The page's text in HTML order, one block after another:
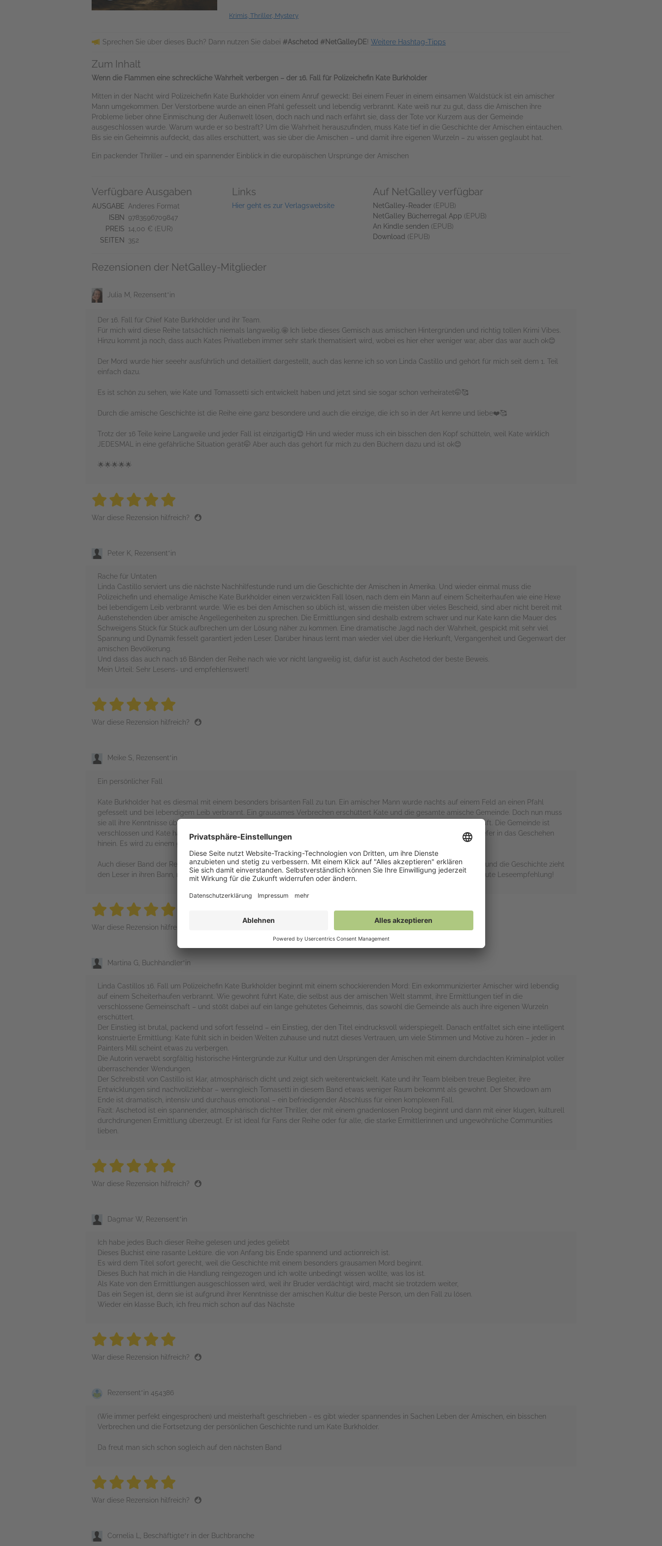
Krimis, Thriller, Mystery
Sprechen Sie über dieses Buch? Dann nutzen Sie dabei #Aschetod #NetGalleyDE! Weitere Hashtag-Tipps
Zum Inhalt
Wenn die Flammen eine schreckliche Wahrheit verbergen – der 16. Fall für Polizeichefin Kate Burkholder
Mitten in der Nacht wird Polizeichefin Kate Burkholder von einem Anruf geweckt: Bei einem Feuer in einem einsamen Waldstück ist ein amischer
Mann umgekommen. Der Verstorbene wurde an einen Pfahl gefesselt und lebendig verbrannt. Kate weiß nur zu gut, dass die Amischen ihre
Probleme lieber ohne Einmischung der Außenwelt lösen, doch nach und nach erfährt sie, dass der Tote vor Kurzem aus der Gemeinde
ausgeschlossen wurde. Warum wurde er so bestraft? Um die Wahrheit herauszufinden, muss Kate tief in die Geschichte der Amischen eintauchen.
Bis sie ein Geheimnis aufdeckt, das alles erschüttert, was sie über die Amischen – und damit ihre eigenen Wurzeln – zu wissen geglaubt hat.
Ein packender Thriller – und ein spannender Einblick in die europäischen Ursprünge der Amischen
Verfügbare Ausgaben
AUSGABE Anderes Format
ISBN
9783596709847
PREIS 14,00 € (EUR)
SEITEN
352
Links
Hier geht es zur Verlagswebsite
Auf NetGalley verfügbar
NetGalley-Reader (EPUB)
NetGalley Bücherregal App (EPUB)
An Kindle senden (EPUB)
Download (EPUB)
Rezensionen der NetGalley-Mitglieder
Julia M, Rezensent*in
Der 16. Fall für Chief Kate Burkholder und ihr Team.
Für mich wird diese Reihe tatsächlich niemals langweilig.🤩 Ich liebe dieses Gemisch aus amischen Hintergründen und richtig tollen Krimi Vibes.
Hinzu kommt ja noch, dass auch Kates Privatleben immer sehr stark thematisiert wird, wobei es hier eher weniger war, aber das war auch ok😊
Der Mord wurde hier seeehr ausführlich und detailliert dargestellt, auch das kenne ich so von Linda Castillo und gehört für mich seit dem 1. Teil
einfach dazu.
Es ist schön zu sehen, wie Kate und Tomassetti sich entwickelt haben und jetzt sind sie sogar schon verheiratet🤭🥰
Durch die amische Geschichte ist die Reihe eine ganz besondere und auch die einzige, die ich so in der Art kenne und liebe❤️🥰
Trotz der 16 Teile keine Langweile und jeder Fall ist einzigartig😊 Hin und wieder muss ich ein bisschen den Kopf schütteln, weil Kate wirklich
JEDESMAL in eine gefährliche Situation gerät🤭 Aber auch das gehört für mich zu den Büchern dazu und ist ok😊
🌟🌟🌟🌟🌟
5 stars
5 stars
5 stars
5 stars
War diese Rezension hilfreich?
Peter K, Rezensent*in
Rache für Untaten
Linda Castillo serviert uns die nächste Nachhilfestunde rund um die Geschichte der Amischen in Amerika. Und wieder einmal muss die
Polizeichefin und ehemalige Amische Kate Burkholder einen verzwickten Fall lösen, nach dem ein Mann auf einem Scheiterhaufen wie eine Hexe
bei lebendigem Leib verbrannt wurde. Wie es bei den Amischen so üblich ist, wissen die meisten über vieles Bescheid, sind aber nicht bereit mit
Außenstehenden über amische Angellegenheiten zu sprechen. Die Ermittlungen sind deshalb extrem schwer und nur Kate kann die Mauer des
Schweigens Stück für Stück aufbrechen um der Lösung näher zu kommen. Eine dramatische Jagd nach der Wahrheit, gespickt mit sehr viel
Spannung und Dynamik fesselt garantiert jeden Leser. Darüber hinaus lernt man wieder viel über die Herkunft, Vergangenheit und Gegenwart der
amischen Bevölkerung.
Und dass das auch nach 16 Bänden der Reihe nach wie vor nicht langweilig ist, dafür ist auch Aschetod der beste Beweis.
Mein Urteil: Sehr Lesens- und empfehlenswert!
5 stars
5 stars
5 stars
5 stars
War diese Rezension hilfreich?
Meike S, Rezensent*in
Ein persönlicher Fall
Kate Burkholder hat es diesmal mit einem besonders brisanten Fall zu tun. Ein amischer Mann wurde nachts auf einem Feld an einen Pfahl
gefesselt und bei lebendigem Leib verbrannt. Ein grausames Verbrechen erschüttert Kate und die gesamte amische Gemeinde. Doch nun muss
sie all ihre Kenntnisse über die Amischen nutzen, denn der Tote wurde aus der Gemeinschaft ausgeschlossen und bestraft. Die Gemeinde ist
verschlossen und Kate hat es nicht leicht Spuren zu dem Verbrechen zu finden. Außerdem gerät sie persönlich immer tiefer in das Geschehen
hinein. Es wird zu einem gefährlichen und nervenzereissenden Fall, der alles von ihr fordert.
Auch dieser Band der Reihe ist wieder sehr spannend und facettenreich erzählt. Es ist ein sehr persönlicher Fall für Kate und die Geschichte zieht
den Leser in ihren Bann, man kann kaum aufhören zu lesen- bis zum furiosen Ende. Diese Bücher sind wirklich eine absolute Leseempfehlung!
5 stars
5 stars
5 stars
5 stars
War diese Rezension hilfreich?
Martina G, Buchhändler*in
Linda Castillos 16. Fall um Polizeichefin Kate Burkholder beginnt mit einem schockierenden Mord: Ein exkommunizierter Amischer wird lebendig
auf einem Scheiterhaufen verbrannt. Wie gewohnt führt Kate, die selbst aus der amischen Welt stammt, ihre Ermittlungen tief in die
verschlossene Gemeinschaft – und stößt dabei auf ein lange gehütetes Geheimnis, das sowohl die Gemeinde als auch ihre eigenen Wurzeln
erschüttert.
Der Einstieg ist brutal, packend und sofort fesselnd – ein Einstieg, der den Titel eindrucksvoll widerspiegelt. Danach entfaltet sich eine intelligent
konstruierte Ermittlung: Kate fühlt sich in beiden Welten zuhause und nutzt dieses Vertrauen, um viele Stimmen und Motive zu hören – jeder in
Painters Mill scheint etwas zu verbergen.
Die Autorin verwebt sorgfältig historische Hintergründe zur Kultur und den Ursprüngen der Amischen mit einem durchdachten Kriminalplot voller
überraschender Wendungen.
Der Schreibstil von Castillo ist klar, atmosphärisch dicht und zeigt sich weiterentwickelt. Kate und ihr Team bleiben treue Begleiter, ihre
Entwicklungen sind nachvollziehbar – wenngleich Tomasetti in diesem Band etwas weniger Raum bekommt als gewohnt. Der Showdown am
Ende ist dramatisch, intensiv und durchaus emotional – ein befriedigender Abschluss für einen komplexen Fall.
Fazit: Aschetod ist ein spannender, atmosphärisch dichter Thriller, der mit einem gnadenlosen Prolog beginnt und dann mit einer klugen, kulturell
durchdrungenen Ermittlung überzeugt. Er ist ideal für Fans der Reihe oder für alle, die starke Ermittlerinnen und ungewöhnliche Communities
lieben.
5 stars
5 stars
5 stars
5 stars
War diese Rezension hilfreich?
Dagmar W, Rezensent*in
Ich habe jedes Buch dieser Reihe gelesen und jedes geliebt
Dieses Buchist eine rasante Lektüre. die von Anfang bis Ende spannend und actionreich ist.
Es wird dem Titel sofort gerecht, weil die Geschichte mit einem besonders grausamen Mord beginnt.
Dieses Buch hat mich in die Handlung reingezogen und ich wolte unbedingt wissen wollte, was los ist.
Als Kate von den Ermittlungen ausgeschlossen wird, weil ihr Bruder verdächtigt wird, macht sie trotzdem weiter,
Das ein Segen ist, denn sie ist aufgrund ihrer Kenntnisse der amischen Kultur die beste Person, um den Fall zu lösen.
Wieder ein klasse Buch, ich freu mich schon auf das Nächste
5 stars
5 stars
5 stars
5 stars
War diese Rezension hilfreich?
Rezensent*in 454386
(Wie immer perfekt eingesprochen) und meisterhaft geschrieben - es gibt wieder spannendes in Sachen Leben der Amischen, ein bisschen
Verbrechen und die Fortsetzung der persönlichen Geschichte rund um Kate Burkholder.
Da freut man sich schon sogleich auf den nächsten Band
5 stars
5 stars
5 stars
5 stars
War diese Rezension hilfreich?
Cornelia L, Beschäftigte*r in der Buchbranche